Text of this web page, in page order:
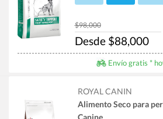
$98,000
Desde $88,000
Envío gratis *
ROYAL CANIN
Alimento Seco para
Canine